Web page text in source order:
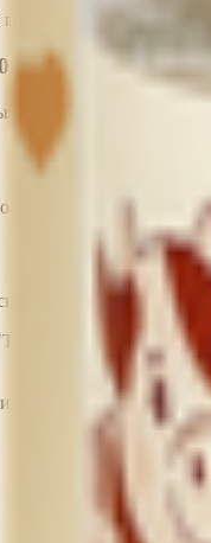
крупа рисовая
+25℃-24 месяца
мясоконсервный
сыры"
Беларусь